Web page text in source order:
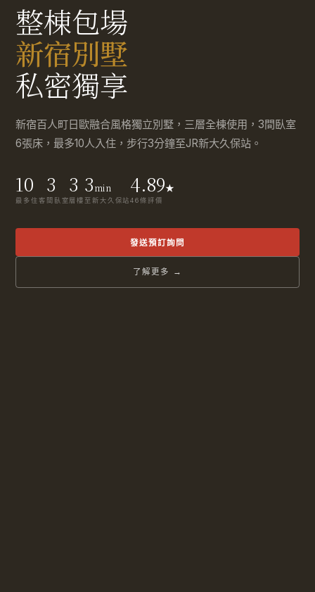
整棟包場
新宿別墅
私密獨享
新宿百人町日歐融合風格獨立別墅，三層全棟使用，3間臥室
6張床，最多10人入住，步行3分鐘至JR新大久保站。
10
最多住客
3
間臥室
3
層樓
3min
至新大久保站
4.89★
46條評價
發送預訂詢問
了解更多 →